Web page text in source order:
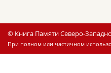
© Книга Памяти Северо-
При полном или частичном